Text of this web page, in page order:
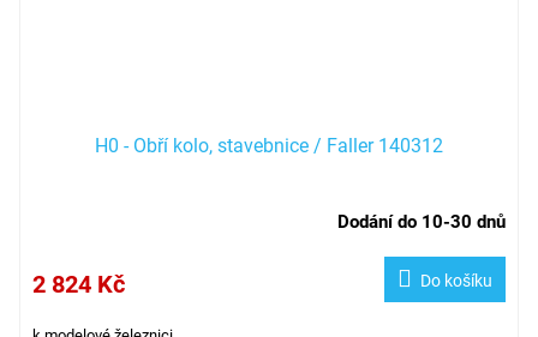
H0 - Obří kolo, stavebnice / Faller 140312
Dodání do 10-30 dnů
2 824 Kč Do košíku